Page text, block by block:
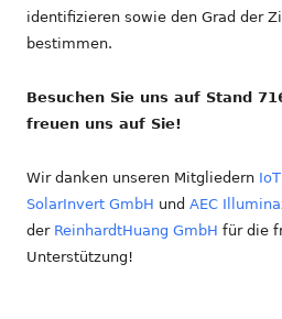
identifizieren sowie den Grad der
bestimmen.
Besuchen Sie uns auf Stand
freuen uns auf Sie!
Wir danken unseren Mitgliedern
SolarInvert GmbH und AEC
der ReinhardtHuang GmbH für die
Unterstützung!